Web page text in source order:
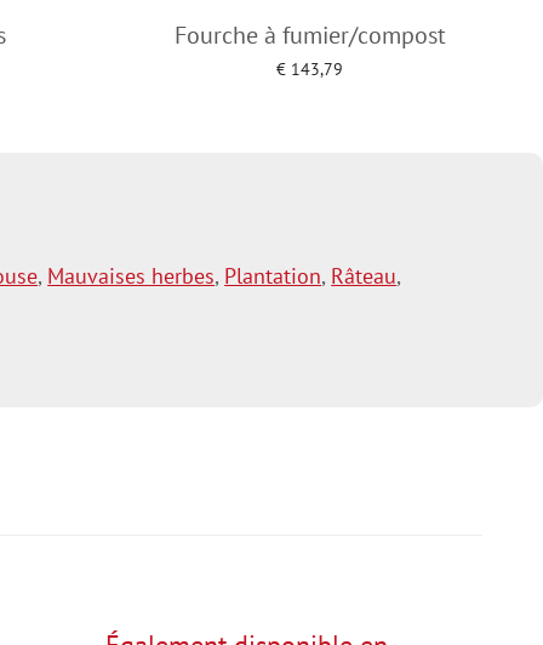
Fourche à fumier/compost
€ 143,79
, Mauvaises herbes, Plantation, Râteau,